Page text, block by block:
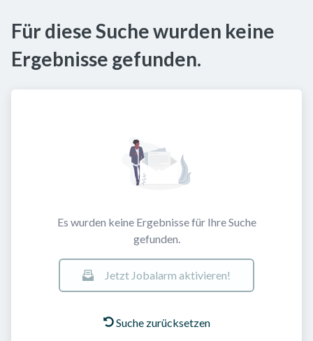
Für diese Suche wurden keine
Ergebnisse gefunden.
Es wurden keine Ergebnisse für Ihre Suche
gefunden.
Jetzt Jobalarm aktivieren!
Suche zurücksetzen